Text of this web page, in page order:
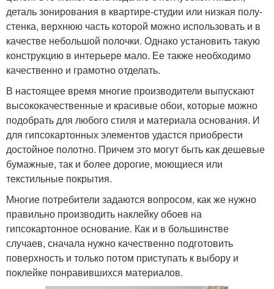
деталь зонирования в квартире-студии или низкая полу-
стенка, верхнюю часть которой можно использовать и в
качестве небольшой полочки. Однако установить такую
конструкцию в интерьере мало. Ее также необходимо
качественно и грамотно отделать.
В настоящее время многие производители выпускают
высококачественные и красивые обои, которые можно
подобрать для любого стиля и материала основания. И
для гипсокартонных элементов удастся приобрести
достойное полотно. Причем это могут быть как дешевые
бумажные, так и более дорогие, моющиеся или
текстильные покрытия.
Многие потребители задаются вопросом, как же нужно
правильно производить наклейку обоев на
гипсокартонное основание. Как и в большинстве
случаев, сначала нужно качественно подготовить
поверхность и только потом приступать к выбору и
поклейке понравившихся материалов.